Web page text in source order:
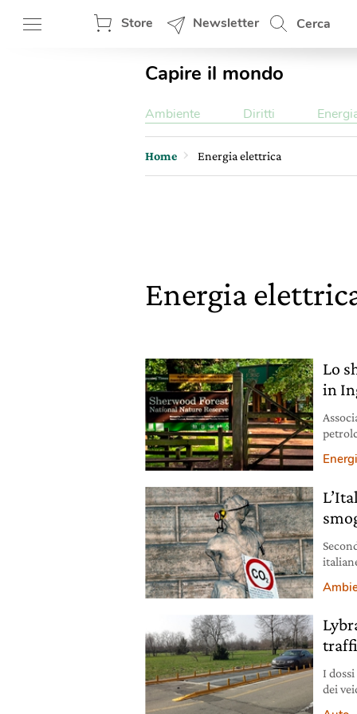
Store Newsletter Cerca
Capire il mondo
Ambiente Diritti
Home Energia elettrica
Energia
Lo
in
I
dei